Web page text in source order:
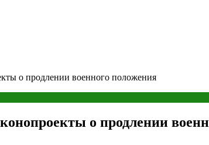
о продлении военного положения
о продлении